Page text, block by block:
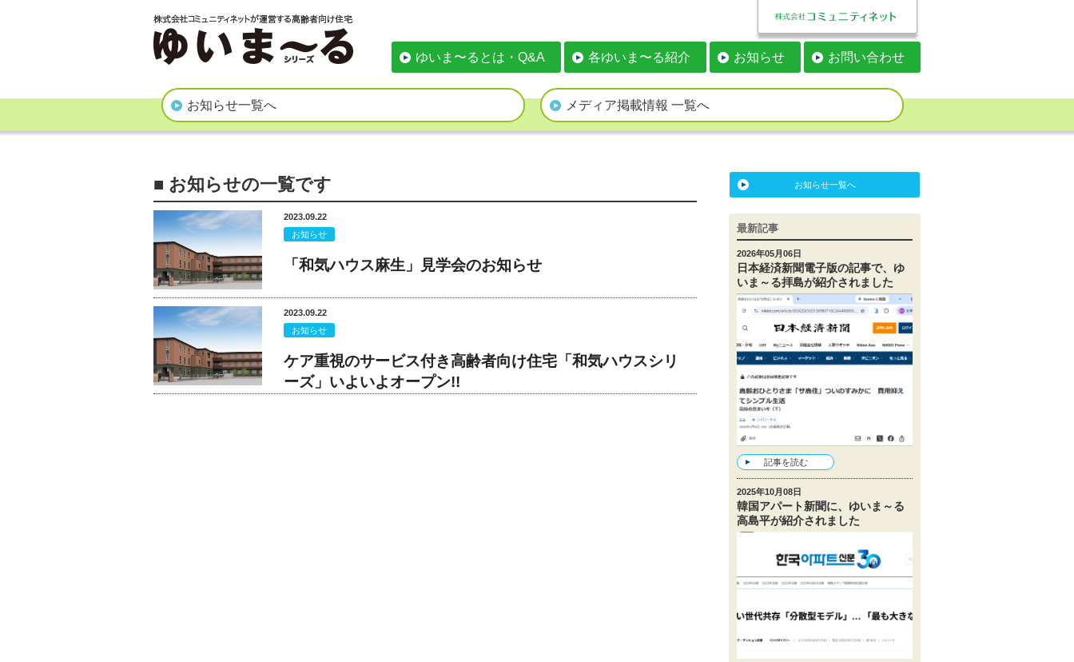
ゆいま〜るとは・Q&A 各ゆいま〜る紹介 お知らせ お問い合わせ
お知らせ一覧へ メディア掲載情報 一覧へ
■ お知らせの一覧です
2023.09.22
お知らせ
「和気ハウス麻生」見学会のお知らせ
2023.09.22
お知らせ
ケア重視のサービス付き高齢者向け住宅「和気ハウスシリ
ーズ」いよいよオープン!!
お知らせ一覧へ
最新記事
2026年05月06日
日本経済新聞電子版の記事で、ゆ
いま～る拝島が紹介されました
記事を読む
2025年10月08日
韓国アパート新聞に、ゆいま～る
高島平が紹介されました